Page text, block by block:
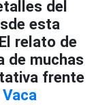
del
esta
relato de
de muchas
frente